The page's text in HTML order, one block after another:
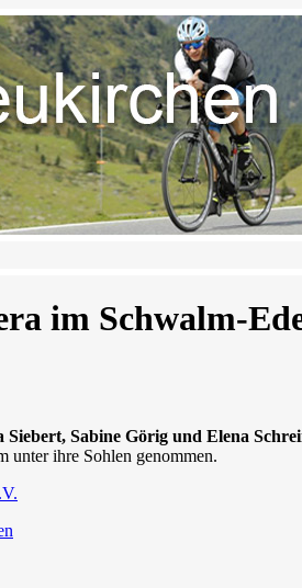
im Schwalm-
Siebert, Sabine Görig und Elena
unter ihre Sohlen genommen.